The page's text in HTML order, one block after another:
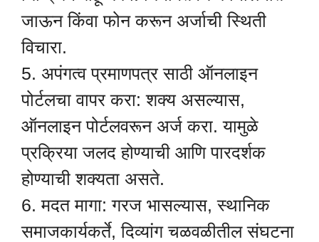
जाऊन किंवा फोन करून अर्जाची स्थिती
विचारा.
5. अपंगत्व प्रमाणपत्र साठी ऑनलाइन
पोर्टलचा वापर करा: शक्य असल्यास,
ऑनलाइन पोर्टलवरून अर्ज करा. यामुळे
प्रक्रिया जलद होण्याची आणि पारदर्शक
होण्याची शक्यता असते.
6. मदत मागा: गरज भासल्यास, स्थानिक
समाजकार्यकर्ते, दिव्यांग चळवळीतील संघटना